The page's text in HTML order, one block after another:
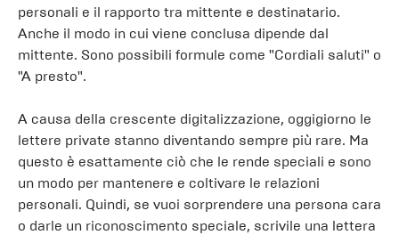
personali e il rapporto tra mittente e destinatario.
Anche il modo in cui viene conclusa dipende dal
mittente. Sono possibili formule come "Cordiali saluti" o
"A presto".
A causa della crescente digitalizzazione, oggigiorno le
lettere private stanno diventando sempre più rare. Ma
questo è esattamente ciò che le rende speciali e sono
un modo per mantenere e coltivare le relazioni
personali. Quindi, se vuoi sorprendere una persona cara
o darle un riconoscimento speciale, scrivile una lettera